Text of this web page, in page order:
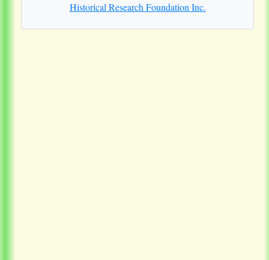
Historical Research Foundation Inc.